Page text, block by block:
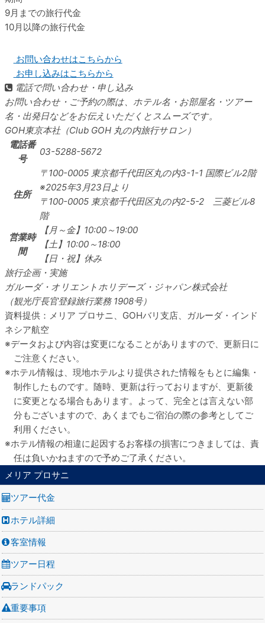
9月までの旅行代金
10月以降の旅行代金
お問い合わせはこちらから
お申し込みはこちらから
電話で問い合わせ・申し込み
お問い合わせ・ご予約の際は、ホテル名・お部屋名・ツアー
名・出発日などをお伝えいただくとスムーズです。
GOH東京本社（Club GOH 丸の内旅行サロン）
電話番
号
03-5288-5672
住所
〒100-0005 東京都千代田区丸の内3-1-1 国際ビル2階
※2025年3月23日より
〒100-0005 東京都千代田区丸の内2-5-2 三菱ビル8
階
営業時
間
【月～金】10:00～19:00
【土】10:00～18:00
【日・祝】休み
旅行企画・実施
ガルーダ・オリエントホリデーズ・ジャパン株式会社
（観光庁長官登録旅行業務 1908号）
資料提供：メリア プロサニ、GOHバリ支店、ガルーダ・インド
ネシア航空
データおよび内容は変更になることがありますので、更新日に
ご注意ください。
ホテル情報は、現地ホテルより提供された情報をもとに編集・
制作したものです。随時、更新は行っておりますが、更新後
に変更となる場合もあります。よって、完全とは言えない部
分もございますので、あくまでもご宿泊の際の参考としてご
利用ください。
ホテル情報の相違に起因するお客様の損害につきましては、責
任は負いかねますので予めご了承ください。
メリア プロサニ
ツアー代金
ホテル詳細
客室情報
ツアー日程
ランドパック
重要事項